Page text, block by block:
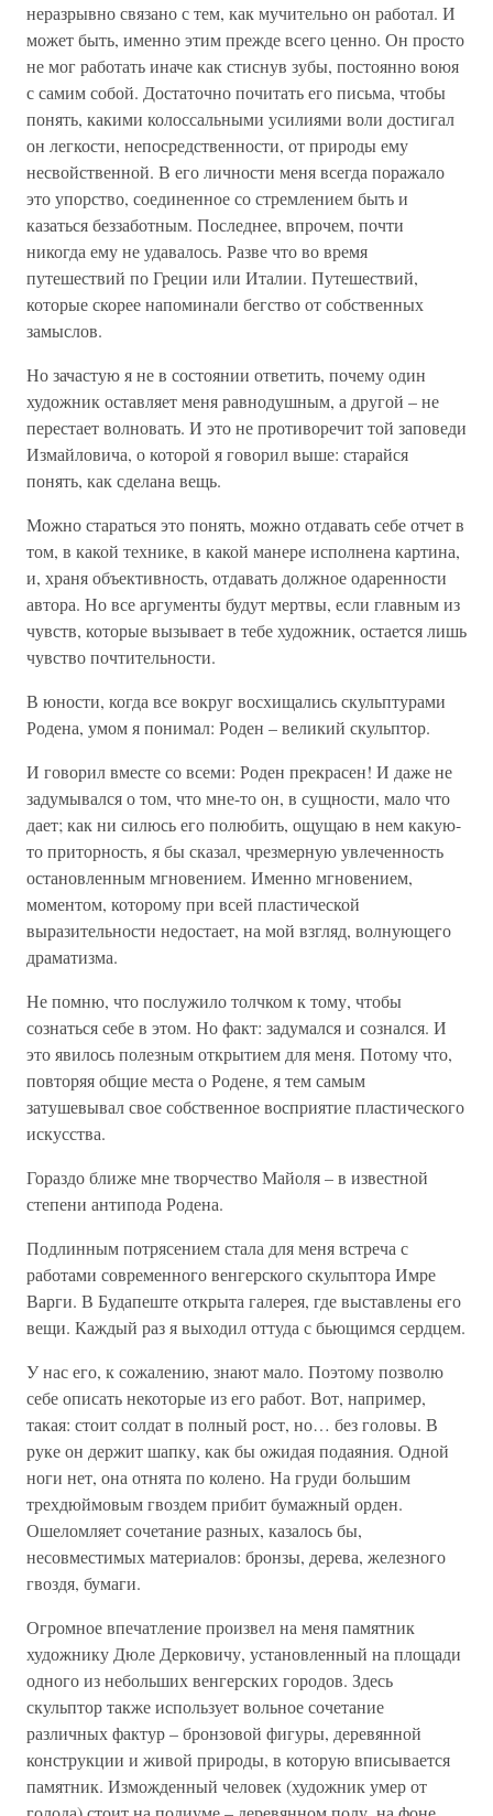
неразрывно связано с тем, как мучительно он работал. И
может быть, именно этим прежде всего ценно. Он просто
не мог работать иначе как стиснув зубы, постоянно воюя
с самим собой. Достаточно почитать его письма, чтобы
понять, какими колоссальными усилиями воли достигал
он легкости, непосредственности, от природы ему
несвойственной. В его личности меня всегда поражало
это упорство, соединенное со стремлением быть и
казаться беззаботным. Последнее, впрочем, почти
никогда ему не удавалось. Разве что во время
путешествий по Греции или Италии. Путешествий,
которые скорее напоминали бегство от собственных
замыслов.
Но зачастую я не в состоянии ответить, почему один
художник оставляет меня равнодушным, а другой – не
перестает волновать. И это не противоречит той заповеди
Измайловича, о которой я говорил выше: старайся
понять, как сделана вещь.
Можно стараться это понять, можно отдавать себе отчет в
том, в какой технике, в какой манере исполнена картина,
и, храня объективность, отдавать должное одаренности
автора. Но все аргументы будут мертвы, если главным из
чувств, которые вызывает в тебе художник, остается лишь
чувство почтительности.
В юности, когда все вокруг восхищались скульптурами
Родена, умом я понимал: Роден – великий скульптор.
И говорил вместе со всеми: Роден прекрасен! И даже не
задумывался о том, что мне-то он, в сущности, мало что
дает; как ни силюсь его полюбить, ощущаю в нем какую-
то приторность, я бы сказал, чрезмерную увлеченность
остановленным мгновением. Именно мгновением,
моментом, которому при всей пластической
выразительности недостает, на мой взгляд, волнующего
драматизма.
Не помню, что послужило толчком к тому, чтобы
сознаться себе в этом. Но факт: задумался и сознался. И
это явилось полезным открытием для меня. Потому что,
повторяя общие места о Родене, я тем самым
затушевывал свое собственное восприятие пластического
искусства.
Гораздо ближе мне творчество Майоля – в известной
степени антипода Родена.
Подлинным потрясением стала для меня встреча с
работами современного венгерского скульптора Имре
Варги. В Будапеште открыта галерея, где выставлены его
вещи. Каждый раз я выходил оттуда с бьющимся сердцем.
У нас его, к сожалению, знают мало. Поэтому позволю
себе описать некоторые из его работ. Вот, например,
такая: стоит солдат в полный рост, но… без головы. В
руке он держит шапку, как бы ожидая подаяния. Одной
ноги нет, она отнята по колено. На груди большим
трехдюймовым гвоздем прибит бумажный орден.
Ошеломляет сочетание разных, казалось бы,
несовместимых материалов: бронзы, дерева, железного
гвоздя, бумаги.
Огромное впечатление произвел на меня памятник
художнику Дюле Дерковичу, установленный на площади
одного из небольших венгерских городов. Здесь
скульптор также использует вольное сочетание
различных фактур – бронзовой фигуры, деревянной
конструкции и живой природы, в которую вписывается
памятник. Изможденный человек (художник умер от